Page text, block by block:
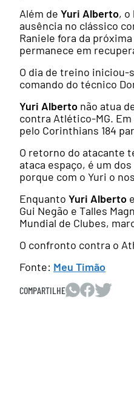
Além de Yuri Alberto, o
ausência no clássico
Raniele fora da
permanece em
O dia de treino iniciou-
comando do técnico
Yuri Alberto não atua
contra Atlético-MG.
pelo Corinthians 184
O retorno do atacante
ataca espaço, é um
porque com o Yuri o
Enquanto Yuri Alberto
Gui Negão e Talles
Mundial de Clubes,
O confronto contra o
Fonte: Meu Timão
COMPARTILHE